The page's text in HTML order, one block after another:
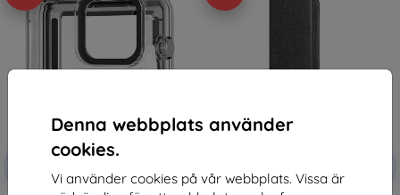
Denna webbplats använder
cookies.
Vi använder cookies på vår webbplats. Vissa är
Rabatt
kupong
kupong